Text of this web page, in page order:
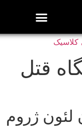
قتل
لئون ژروم